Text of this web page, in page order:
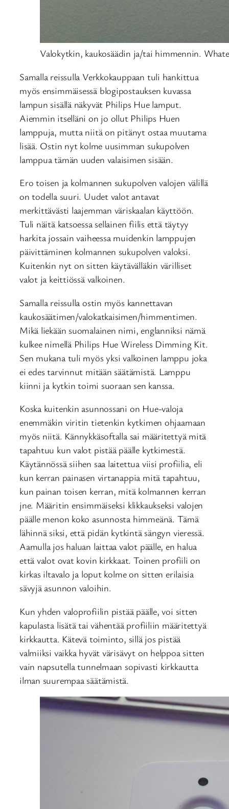
Valokytkin, kaukosäädin ja/tai himmennin.
Samalla reissulla Verkkokauppaan tuli hankittua
myös ensimmäisessä blogipostauksen kuvassa
lampun sisällä näkyvät Philips Hue lamput.
Aiemmin itselläni on jo ollut Philips Huen
lamppuja, mutta niitä on pitänyt ostaa muutama
lisää. Ostin nyt kolme uusimman sukupolven
lamppua tämän uuden valaisimen sisään.
Ero toisen ja kolmannen sukupolven valojen välillä
on todella suuri. Uudet valot antavat
merkittävästi laajemman väriskaalan käyttöön.
Tuli näitä katsoessa sellainen fiilis että täytyy
harkita jossain vaiheessa muidenkin lamppujen
päivittäminen kolmannen sukupolven valoksi.
Kuitenkin nyt on sitten käytävälläkin värilliset
valot ja keittiössä valkoinen.
Samalla reissulla ostin myös kannettavan
kaukosäätimen/valokatkaisimen/himmentimen.
Mikä liekään suomalainen nimi, englanniksi nämä
kulkee nimellä Philips Hue Wireless Dimming Kit.
Sen mukana tuli myös yksi valkoinen lamppu joka
ei edes tarvinnut mitään säätämistä. Lamppu
kiinni ja kytkin toimi suoraan sen kanssa.
Koska kuitenkin asunnossani on Hue-valoja
enemmäkin viritin tietenkin kytkimen ohjaamaan
myös niitä. Kännykkäsoftalla sai määritettyä mitä
tapahtuu kun valot pistää päälle kytkimestä.
Käytännössä siihen saa laitettua viisi profiilia, eli
kun kerran painasen virtanappia mitä tapahtuu,
kun painan toisen kerran, mitä kolmannen kerran
jne. Määritin ensimmäiseksi klikkaukseksi valojen
päälle menon koko asunnosta himmeänä. Tämä
lähinnä siksi, että pidän kytkintä sängyn vieressä.
Aamulla jos haluan laittaa valot päälle, en halua
että valot ovat kovin kirkkaat. Toinen profiili on
kirkas iltavalo ja loput kolme on sitten erilaisia
sävyjä asunnon valoihin.
Kun yhden valoprofiilin pistää päälle, voi sitten
kapulasta lisätä tai vähentää profiiliin määritettyä
kirkkautta. Kätevä toiminto, sillä jos pistää
valmiiksi vaikka hyvät värisävyt on helppoa sitten
vain napsutella tunnelmaan sopivasti kirkkautta
ilman suurempaa säätämistä.